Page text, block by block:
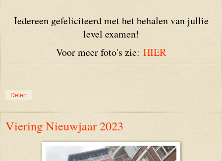
Iedereen gefeliciteerd met het behalen van jullie
level examen!
Voor meer foto's zie: HIER
Delen
Viering Nieuwjaar 2023